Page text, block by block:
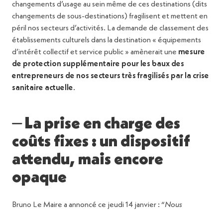
changements d’usage au sein même de ces destinations (dits
changements de sous-destinations) fragilisent et mettent en
péril nos secteurs d’activités. La demande de classement des
établissements culturels dans la destination « équipements
d’intérêt collectif et service public » amènerait une mesure
de protection supplémentaire pour les baux des
entrepreneurs de nos secteurs très fragilisés par la crise
sanitaire actuelle.
⏤ La prise en charge des
coûts fixes : un dispositif
attendu, mais encore
opaque
Bruno Le Maire a annoncé ce jeudi 14 janvier : “Nous